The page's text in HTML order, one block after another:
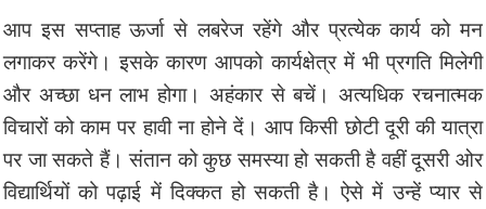
आप इस सप्ताह ऊर्जा से लबरेज रहेंगे और प्रत्येक कार्य को मन
लगाकर करेंगे। इसके कारण आपको कार्यक्षेत्र में भी प्रगति मिलेगी
और अच्छा धन लाभ होगा। अहंकार से बचें। अत्यधिक रचनात्मक
विचारों को काम पर हावी ना होने दें। आप किसी छोटी दूरी की यात्रा
पर जा सकते हैं। संतान को कुछ समस्या हो सकती है वहीं दूसरी ओर
विद्यार्थियों को पढ़ाई में दिक्कत हो सकती है। ऐसे में उन्हें प्यार से